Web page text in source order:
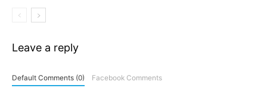
Leave a reply
Default Comments (0) Facebook Comments